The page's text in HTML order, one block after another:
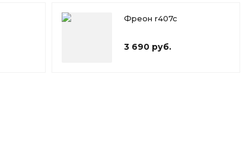
Фреон r407c
3 690 руб.